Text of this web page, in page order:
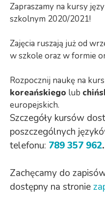
Zapraszamy na kursy
szkolnym 2020/2021!
Zajęcia ruszają już od
w szkole oraz w formie
Rozpocznij naukę na
koreańskiego lub
europejskich.
Szczegóły kursów
poszczególnych
telefonu: 789 357 962.
Zachęcamy do
dostępny na stronie